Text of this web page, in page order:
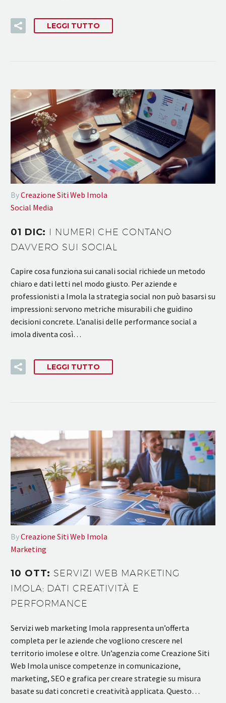
LEGGI TUTTO
ByCreazione Siti Web Imola
Social Media
01 DIC: I NUMERI CHE CONTANO
DAVVERO SUI SOCIAL
Capire cosa funziona sui canali social richiede un metodo
chiaro e dati letti nel modo giusto. Per aziende e
professionisti a Imola la strategia social non può basarsi su
impressioni: servono metriche misurabili che guidino
decisioni concrete. L’analisi delle performance social a
imola diventa così…
LEGGI TUTTO
ByCreazione Siti Web Imola
Marketing
10 OTT: SERVIZI WEB MARKETING
IMOLA: DATI CREATIVITÀ E
PERFORMANCE
Servizi web marketing Imola rappresenta un’offerta
completa per le aziende che vogliono crescere nel
territorio imolese e oltre. Un’agenzia come Creazione Siti
Web Imola unisce competenze in comunicazione,
marketing, SEO e grafica per creare strategie su misura
basate su dati concreti e creatività applicata. Questo…